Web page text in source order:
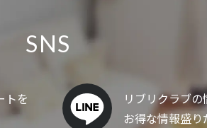
SNS
トを
リブリクラブ
お得な情報盛